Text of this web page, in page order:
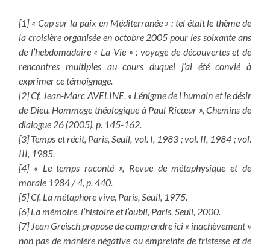
[1] « Cap sur la paix en Méditerranée » : tel était le thème de
la croisière organisée en octobre 2005 pour les soixante ans
de l’hebdomadaire « La Vie » : voyage de découvertes et de
rencontres multiples au cours duquel j’ai été convié à
exprimer ce témoignage.
[2] Cf. Jean-Marc AVELINE, « L’énigme de l’humain et le désir
de Dieu. Hommage théologique à Paul Ricœur », Chemins de
dialogue 26 (2005), p. 145-162.
[3] Temps et récit, Paris, Seuil, vol. I, 1983 ; vol. II, 1984 ; vol.
III, 1985.
[4] « Le temps raconté », Revue de métaphysique et de
morale 1984 / 4, p. 440.
[5] Cf. La métaphore vive, Paris, Seuil, 1975.
[6] La mémoire, l’histoire et l’oubli, Paris, Seuil, 2000.
[7] Jean Greisch propose de comprendre ici « inachèvement »
non pas de manière négative ou empreinte de tristesse et de